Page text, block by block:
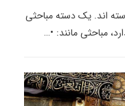
اند. یک دسته مباحثی
مباحثی مانند: •…